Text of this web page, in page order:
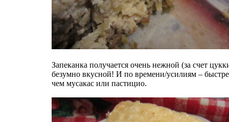
Запеканка получается очень нежной (за счет
безумно вкусной! И по времени/усилиям –
чем мусакас или пастицио.